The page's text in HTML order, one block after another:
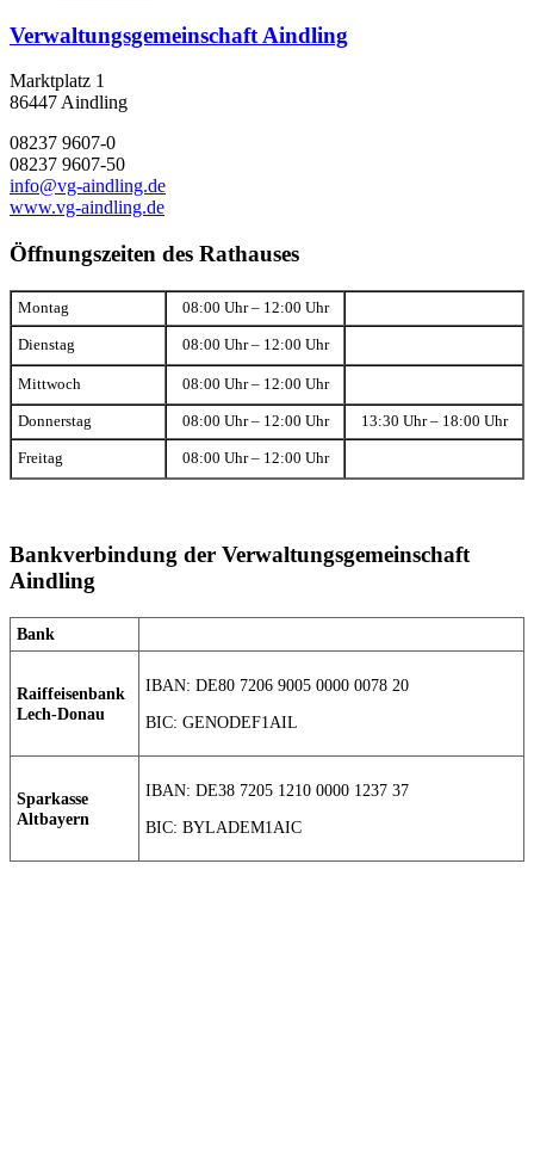
Verwaltungsgemeinschaft Aindling
Marktplatz 1
86447 Aindling
08237 9607-0
08237 9607-50
info@vg-aindling.de
www.vg-aindling.de
Öffnungszeiten des Rathauses
Montag 08:00 Uhr – 12:00 Uhr
Dienstag 08:00 Uhr – 12:00 Uhr
Mittwoch 08:00 Uhr – 12:00 Uhr
Donnerstag 08:00 Uhr – 12:00 Uhr 13:30 Uhr – 18:00 Uhr
Freitag 08:00 Uhr – 12:00 Uhr
Bankverbindung der Verwaltungsgemeinschaft
Aindling
Bank
Raiffeisenbank
Lech-Donau
IBAN: DE80 7206 9005 0000 0078 20
BIC: GENODEF1AIL
Sparkasse
Altbayern
IBAN: DE38 7205 1210 0000 1237 37
BIC: BYLADEM1AIC